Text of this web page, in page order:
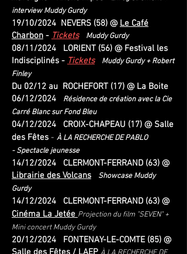
interview Muddy Gurdy
19/10/2024 NEVERS (58) @ Le Café
Charbon - Tickets Muddy Gurdy
08/11/2024 LORIENT (56) @ Festival les
Indisciplinés - Tickets
Muddy Gurdy + Robert
Finley
Du 02/12 au ROCHEFORT (17) @ La Boite
06/12/2024
Résidence de création avec la Cie
Carré Blanc sur Fond Bleu
04/12/2024 CROIX-CHAPEAU (17) @ Salle
des Fêtes - À LA RECHERCHE DE PABLO
-Spectacle jeunesse
14/12/2024 CLERMONT-FERRAND (63) @
Librairie des Volcans
Showcase Muddy
Gurdy
14/12/2024 CLERMONT-FERRAND (63) @
Cinéma La Jetée Projection du film "SEVEN" +
Mini concert Muddy Gurdy
20/12/2024 FONTENAY-LE-COMTE (85) @